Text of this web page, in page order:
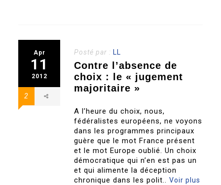
Apr
11
2012
2
Posté par : LL
Contre l’absence de
choix : le « jugement
majoritaire »
A l’heure du choix, nous,
fédéralistes européens, ne voyons
dans les programmes principaux
guère que le mot France présent
et le mot Europe oublié. Un choix
démocratique qui n’en est pas un
et qui alimente la déception
chronique dans les polit..Voir plus